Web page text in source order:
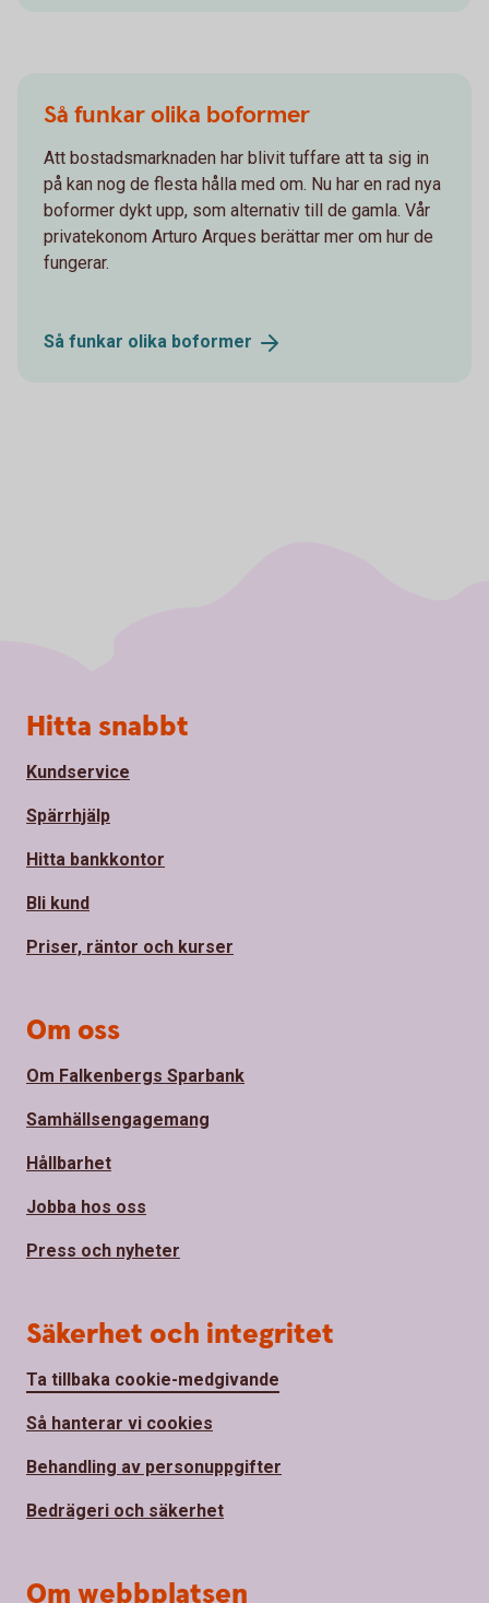
Så funkar olika boformer
Att bostadsmarknaden har blivit tuffare att ta sig in
på kan nog de flesta hålla med om. Nu har en rad nya
boformer dykt upp, som alternativ till de gamla. Vår
privatekonom Arturo Arques berättar mer om hur de
fungerar.
Så funkar olika boformer
Sidfot
Hitta snabbt
Kundservice
Spärrhjälp
Hitta bankkontor
Bli kund
Priser, räntor och kurser
Om oss
Om Falkenbergs Sparbank
Samhällsengagemang
Hållbarhet
Jobba hos oss
Press och nyheter
Säkerhet och integritet
Ta tillbaka cookie-medgivande
Så hanterar vi cookies
Behandling av personuppgifter
Bedrägeri och säkerhet
Om webbplatsen